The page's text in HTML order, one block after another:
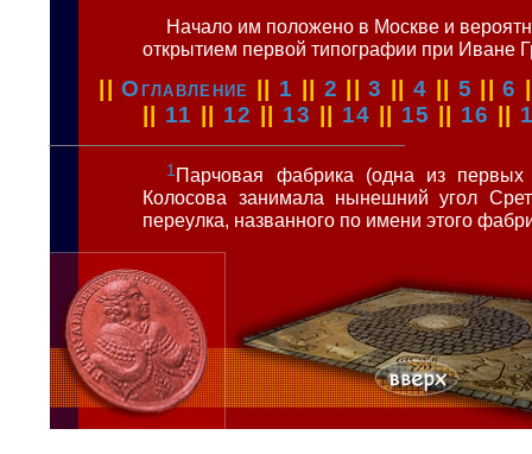
Начало им положено в Москве и
открытием первой типографии при Иване
||Оглавление 1 2 ||3 4 5 ||6
11 12 13 14 15 16
1Парчовая фабрика (одна из
Колосова занимала нынешний угол
переулка, названного по имени этого